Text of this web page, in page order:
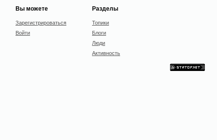
Вы можете
Зарегистрироваться
Войти
Разделы
Топики
Блоги
Люди
Активность